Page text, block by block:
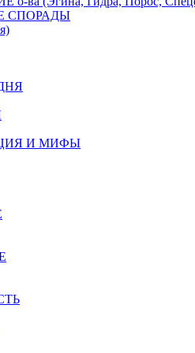
СПОРАДЫ
И МИФЫ